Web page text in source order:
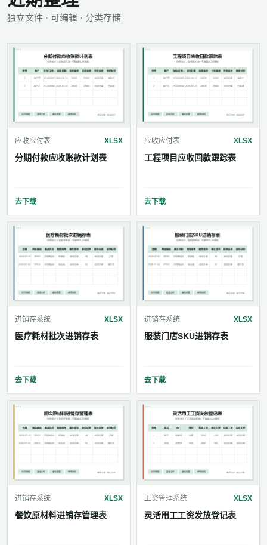
独立文件 · 可编辑 · 分类存储
应收应付表 XLSX
分期付款应收账款计划表
去下载
应收应付表 XLSX
工程项目应收回款跟踪表
去下载
进销存系统 XLSX
医疗耗材批次进销存表
去下载
进销存系统 XLSX
服装门店SKU进销存表
去下载
进销存系统 XLSX
餐饮原材料进销存管理表
工资管理系统 XLSX
灵活用工工资发放登记表